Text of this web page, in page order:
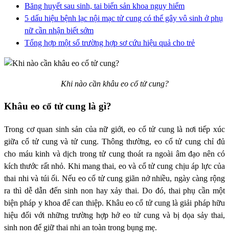
Băng huyết sau sinh, tai biến sản khoa nguy hiểm
5 dấu hiệu bệnh lạc nội mạc tử cung có thể gây vô sinh ở phụ
nữ cần nhận biết sớm
Tổng hợp một số trường hợp sơ cứu hiệu quả cho trẻ
Khi nào cần khâu eo cổ tử cung?
Khâu eo cổ tử cung là gì?
Trong cơ quan sinh sản của nữ giới, eo cổ tử cung là nơi tiếp xúc
giữa cổ tử cung và tử cung. Thông thường, eo cổ tử cung chỉ đủ
cho máu kinh và dịch trong tử cung thoát ra ngoài âm đạo nên có
kích thước rất nhỏ. Khi mang thai, eo và cổ tử cung chịu áp lực của
thai nhi và túi ối. Nếu eo cổ tử cung giãn nở nhiều, ngày càng rộng
ra thì dễ dẫn đến sinh non hay xảy thai. Do đó, thai phụ cần một
biện pháp y khoa để can thiệp. Khâu eo cổ tử cung là giải pháp hữu
hiệu đối với những trường hợp hở eo tử cung và bị dọa sảy thai,
sinh non để giữ thai nhi an toàn trong bụng mẹ.